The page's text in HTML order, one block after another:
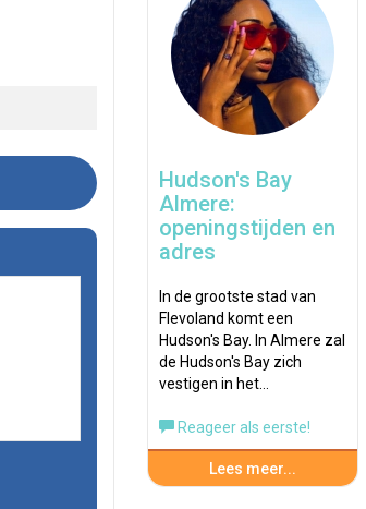
Hudson's Bay
Almere:
openingstijden en
adres
In de grootste stad van
Flevoland komt een
Hudson's Bay. In Almere zal
de Hudson's Bay zich
vestigen in het…
Reageer als eerste!
Lees meer...